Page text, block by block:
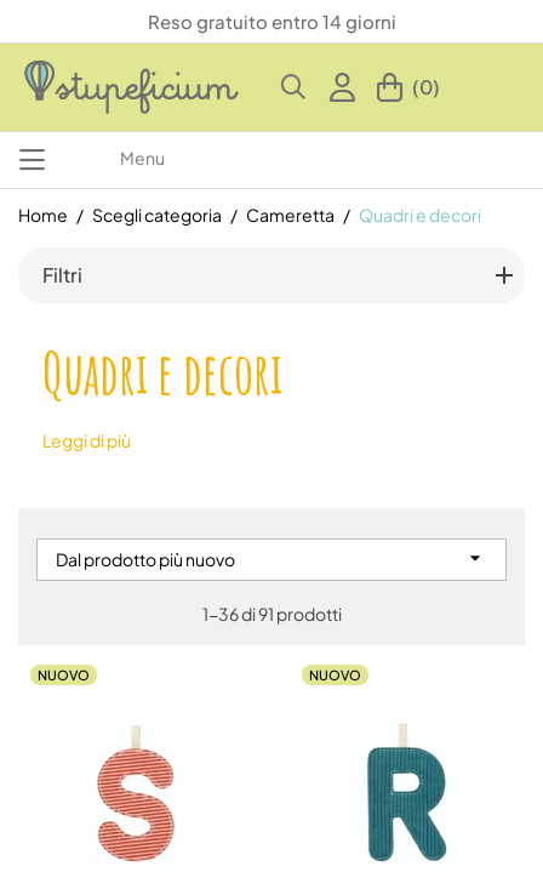
Reso gratuito entro 14 giorni
(0)
Menu
Home Scegli categoria Cameretta Quadri e decori
Filtri
Quadri e decori
Leggi di più
Dal prodotto più nuovo 
1-36 di 91 prodotti
NUOVO NUOVO